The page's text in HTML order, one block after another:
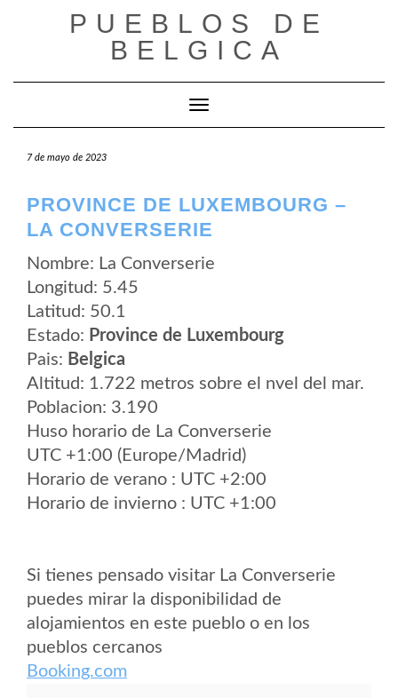
PUEBLOS DE
BELGICA
Cambiar modo de navegación
7 de mayo de 2023
PROVINCE DE LUXEMBOURG –
LA CONVERSERIE
Nombre: La Converserie
Longitud: 5.45
Latitud: 50.1
Estado: Province de Luxembourg
Pais: Belgica
Altitud: 1.722 metros sobre el nvel del mar.
Poblacion: 3.190
Huso horario de La Converserie
UTC +1:00 (Europe/Madrid)
Horario de verano : UTC +2:00
Horario de invierno : UTC +1:00
Si tienes pensado visitar La Converserie
puedes mirar la disponibilidad de
alojamientos en este pueblo o en los
pueblos cercanos
Booking.com